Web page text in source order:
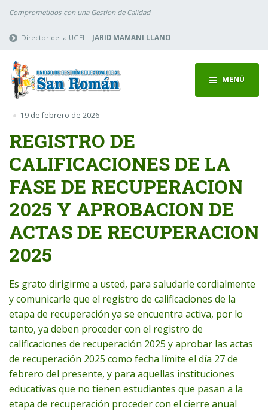
Comprometidos con una Gestion de Calidad
Director de la UGEL : JARID MAMANI LLANO
MENÚ
19 de febrero de 2026
REGISTRO DE
CALIFICACIONES DE LA
FASE DE RECUPERACION
2025 Y APROBACION DE
ACTAS DE RECUPERACION
2025
Es grato dirigirme a usted, para saludarle cordialmente
y comunicarle que el registro de calificaciones de la
etapa de recuperación ya se encuentra activa, por lo
tanto, ya deben proceder con el registro de
calificaciones de recuperación 2025 y aprobar las actas
de recuperación 2025 como fecha límite el día 27 de
febrero del presente, y para aquellas instituciones
educativas que no tienen estudiantes que pasan a la
etapa de recuperación proceder con el cierre anual